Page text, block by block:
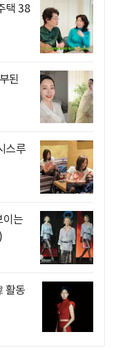
택 38
된
스루
이는
활동